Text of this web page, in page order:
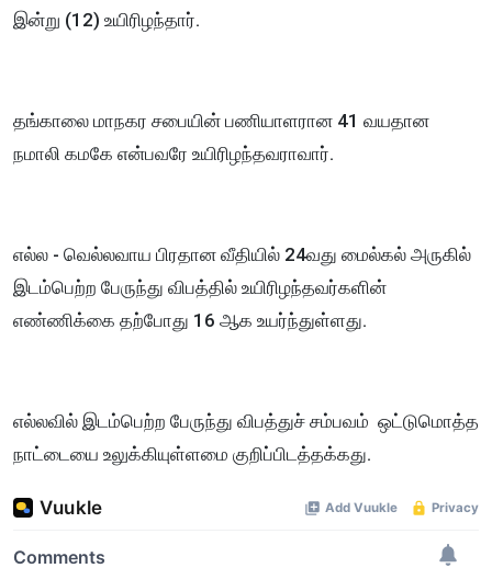
இன்று (12) உயிரிழந்தார்.
தங்காலை மாநகர சபையின் பணியாளரான 41 வயதான
நமாலி கமகே என்பவரே உயிரிழந்தவராவார்.
எல்ல - வெல்லவாய பிரதான வீதியில் 24வது மைல்கல் அருகில்
இடம்பெற்ற பேருந்து விபத்தில் உயிரிழந்தவர்களின்
எண்ணிக்கை தற்போது 16 ஆக உயர்ந்துள்ளது.
எல்லவில் இடம்பெற்ற பேருந்து விபத்துச் சம்பவம் ஒட்டுமொத்த
நாட்டையை உலுக்கியுள்ளமை குறிப்பிடத்தக்கது.